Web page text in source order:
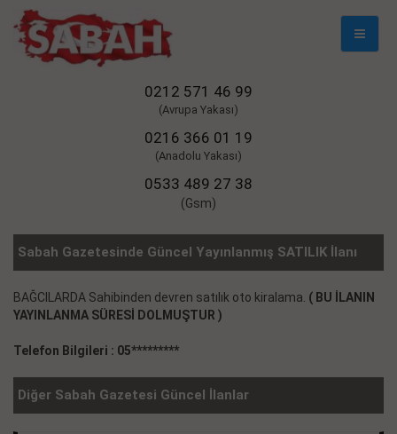
Mobil
0212 571 46 99
(Avrupa Yakası)
0216 366 01 19
(Anadolu Yakası)
0533 489 27 38
(Gsm)
Sabah Gazetesinde Güncel Yayınlanmış SATILIK İlanı
BAĞCILARDA Sahibinden devren satılık oto kiralama. ( BU İLANIN
YAYINLANMA SÜRESİ DOLMUŞTUR )
Telefon Bilgileri : 05*********
Diğer Sabah Gazetesi Güncel İlanlar